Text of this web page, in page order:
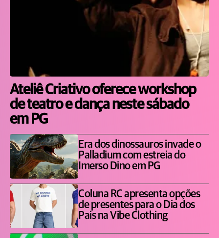
Ateliê Criativo oferece workshop
de teatro e dança neste sábado
em PG
Era dos dinossauros invade o
Palladium com estreia do
Imerso Dino em PG
Coluna RC apresenta opções
de presentes para o Dia dos
Pais na Vibe Clothing